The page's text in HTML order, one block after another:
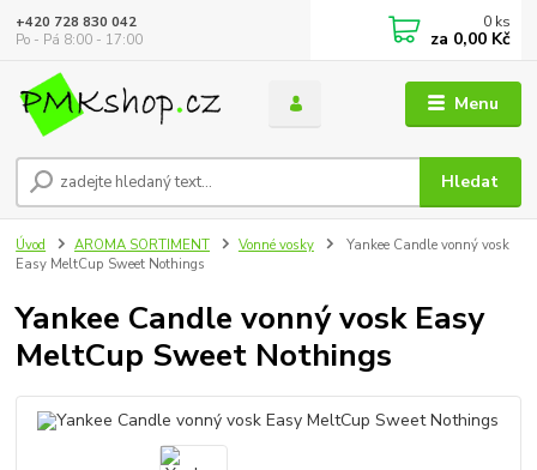
Menu
Hledat
+420 728 830 042
Po - Pá 8:00 - 17:00
0 ks
za 0,00 Kč
Úvod AROMA SORTIMENT Vonné vosky
Yankee Candle vonný vosk
Easy MeltCup Sweet Nothings
Yankee Candle vonný vosk Easy
MeltCup Sweet Nothings